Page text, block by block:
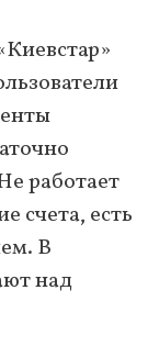
работает
счета, есть
В
над